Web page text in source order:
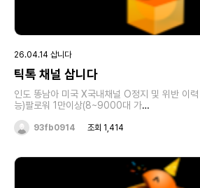
26.04.14 삽니다
틱톡 채널 삽니다
인도 똥남아 미국 X국내채널 O정지 및 위반 이
능)팔로워 1만이상(8~9000대 가
93fb0914 조회 1,414